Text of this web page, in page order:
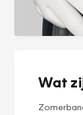
Wat